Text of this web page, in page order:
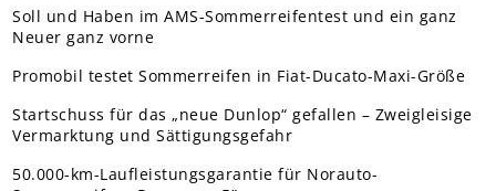
Soll und Haben im AMS-Sommerreifentest und ein ganz
Neuer ganz vorne
Promobil testet Sommerreifen in Fiat-Ducato-Maxi-Größe
Startschuss für das „neue Dunlop“ gefallen – Zweigleisige
Vermarktung und Sättigungsgefahr
50.000-km-Laufleistungsgarantie für Norauto-